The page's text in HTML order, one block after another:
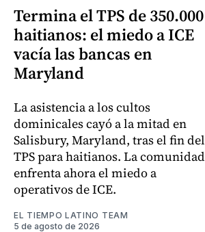
Termina el TPS de 350.000
haitianos: el miedo a ICE
vacía las bancas en
Maryland
La asistencia a los cultos
dominicales cayó a la mitad en
Salisbury, Maryland, tras el fin del
TPS para haitianos. La comunidad
enfrenta ahora el miedo a
operativos de ICE.
EL TIEMPO LATINO TEAM
5 de agosto de 2026